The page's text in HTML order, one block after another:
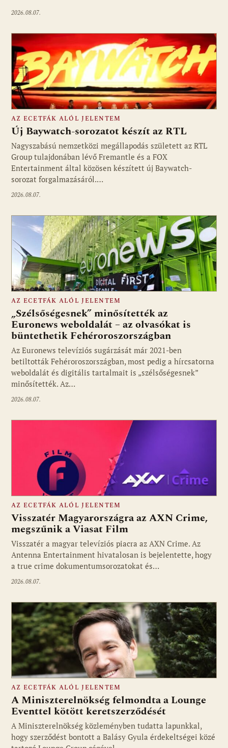
2026.08.07.
Fotó: media1.hu
AZ ECETFÁK ALÓL JELENTEM
Új Baywatch-sorozatot készít az RTL
Nagyszabású nemzetközi megállapodás született az RTL
Group tulajdonában lévő Fremantle és a FOX
Entertainment által közösen készített új Baywatch-
sorozat forgalmazásáról.…
2026.08.07.
Fotó: media1.hu
AZ ECETFÁK ALÓL JELENTEM
„Szélsőségesnek” minősítették az
Euronews weboldalát – az olvasókat is
büntethetik Fehéroroszországban
Az Euronews televíziós sugárzását már 2021-ben
betiltották Fehéroroszországban, most pedig a hírcsatorna
weboldalát és digitális tartalmait is „szélsőségesnek”
minősítették. Az…
2026.08.07.
Fotó: media1.hu
AZ ECETFÁK ALÓL JELENTEM
Visszatér Magyarországra az AXN Crime,
megszűnik a Viasat Film
Visszatér a magyar televíziós piacra az AXN Crime. Az
Antenna Entertainment hivatalosan is bejelentette, hogy
a true crime dokumentumsorozatokat és…
2026.08.07.
Fotó: media1.hu
AZ ECETFÁK ALÓL JELENTEM
A Miniszterelnökség felmondta a Lounge
Eventtel kötött keretszerződését
A Miniszterelnökség közleményben tudatta lapunkkal,
hogy szerződést bontott a Balásy Gyula érdekeltségei közé